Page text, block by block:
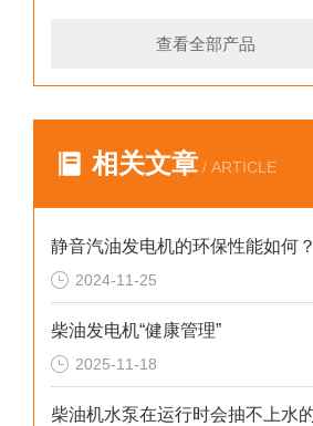
查看全部产品
相关文章 / ARTICLE
静音汽油发电机的环保性能如何？
2024-11-25
柴油发电机“健康管理”
2025-11-18
柴油机水泵在运行时会抽不上水